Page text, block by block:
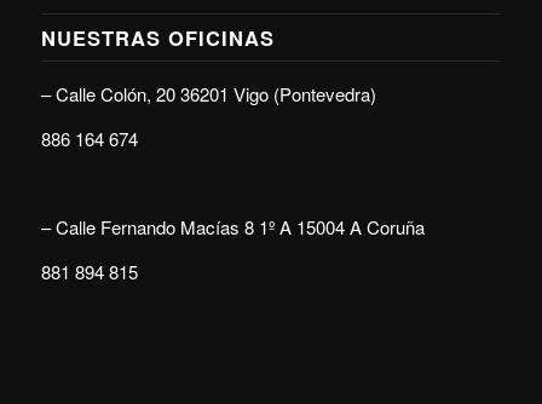
NUESTRAS OFICINAS
–Calle Colón, 20 36201 Vigo (Pontevedra)
886 164 674
–Calle Fernando Macías 8 1º A 15004 A Coruña
881 894 815